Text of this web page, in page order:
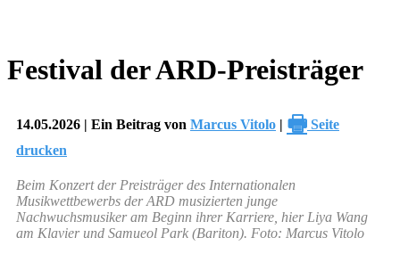
Festival der ARD-Preisträger
14.05.2026 | Ein Beitrag von Marcus Vitolo | 🖶 Seite
drucken
Beim Konzert der Preisträger des Internationalen
Musikwettbewerbs der ARD musizierten junge
Nachwuchsmusiker am Beginn ihrer Karriere, hier Liya Wang
am Klavier und Samueol Park (Bariton). Foto: Marcus Vitolo